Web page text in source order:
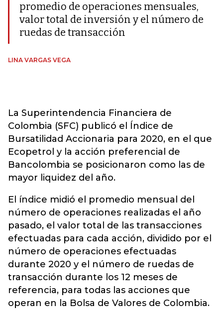
promedio de operaciones mensuales,
valor total de inversión y el número de
ruedas de transacción
LINA VARGAS VEGA
La Superintendencia Financiera de
Colombia (SFC) publicó el Índice de
Bursatilidad Accionaria para 2020, en el que
Ecopetrol y la acción preferencial de
Bancolombia se posicionaron como las de
mayor liquidez del año.
El índice midió el promedio mensual del
número de operaciones realizadas el año
pasado, el valor total de las transacciones
efectuadas para cada acción, dividido por el
número de operaciones efectuadas
durante 2020 y el número de ruedas de
transacción durante los 12 meses de
referencia, para todas las acciones que
operan en la Bolsa de Valores de Colombia.